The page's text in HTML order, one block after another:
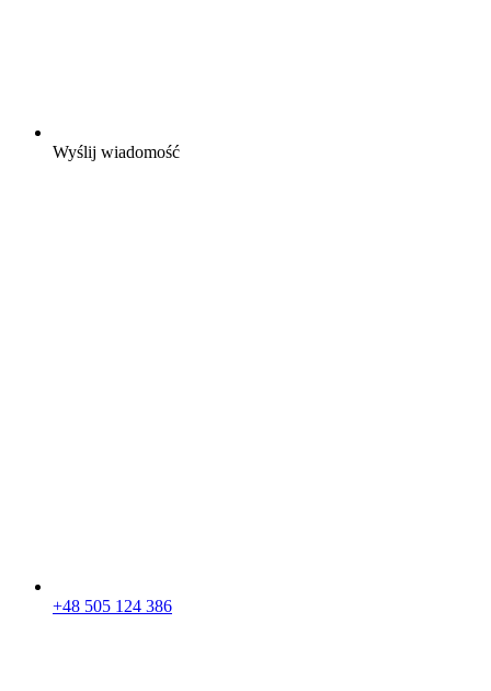
Wyślij wiadomość
+48 505 124 386